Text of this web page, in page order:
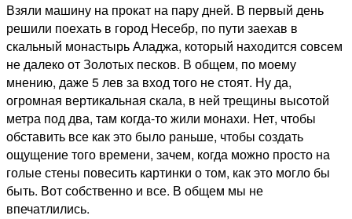
Взяли машину на прокат на пару дней. В первый день
решили поехать в город Несебр, по пути заехав в
скальный монастырь Аладжа, который находится совсем
не далеко от Золотых песков. В общем, по моему
мнению, даже 5 лев за вход того не стоят. Ну да,
огромная вертикальная скала, в ней трещины высотой
метра под два, там когда-то жили монахи. Нет, чтобы
обставить все как это было раньше, чтобы создать
ощущение того времени, зачем, когда можно просто на
голые стены повесить картинки о том, как это могло бы
быть. Вот собственно и все. В общем мы не
впечатлились.